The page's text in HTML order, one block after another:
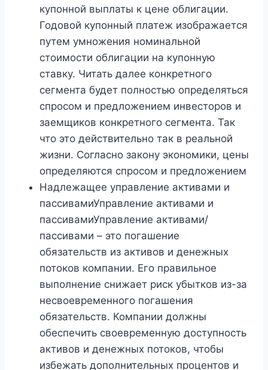
купонной выплаты к цене облигации.
Годовой купонный платеж изображается
путем умножения номинальной
стоимости облигации на купонную
ставку. Читать далее конкретного
сегмента будет полностью определяться
спросом и предложением инвесторов и
заемщиков конкретного сегмента. Так
что это действительно так в реальной
жизни. Согласно закону экономики, цены
определяются спросом и предложением
Надлежащее управление активами и
пассивамиУправление активами и
пассивамиУправление активами/
пассивами – это погашение
обязательств из активов и денежных
потоков компании. Его правильное
выполнение снижает риск убытков из-за
несвоевременного погашения
обязательств. Компании должны
обеспечить своевременную доступность
активов и денежных потоков, чтобы
избежать дополнительных процентов и